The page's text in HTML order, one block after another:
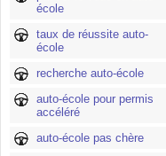
école
taux de réussite auto-
école
recherche auto-école
auto-école pour permis
accéléré
auto-école pas chère